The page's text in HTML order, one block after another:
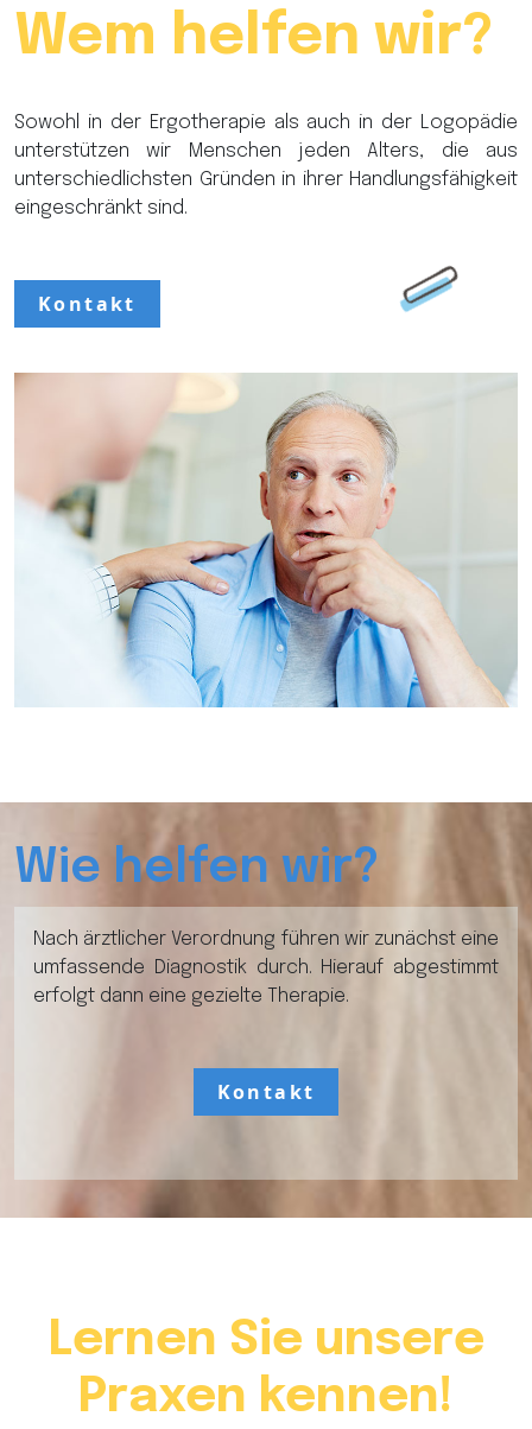
Ansprechpartnerin für unsere
PatientInnen.
Wem helfen wir?
Sowohl in der Ergotherapie als auch in der Logopädie
unterstützen wir Menschen jeden Alters, die aus
unterschiedlichsten Gründen in ihrer Handlungsfähigkeit
eingeschränkt sind.
Kontakt
Wie helfen wir?
Nach ärztlicher Verordnung führen wir zunächst eine
umfassende Diagnostik durch. Hierauf abgestimmt
erfolgt dann eine gezielte Therapie.
Kontakt
Lernen Sie unsere
Praxen kennen!